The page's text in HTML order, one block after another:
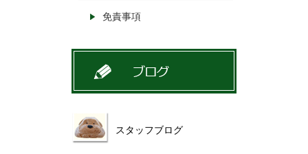
免責事項
スタッフブログ